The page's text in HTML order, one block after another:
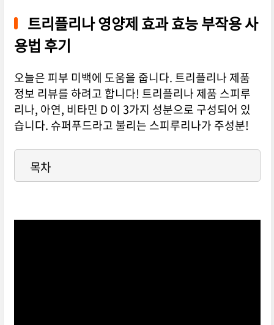
트리플리나 영양제 효과 효능 부작용 사
용법 후기
오늘은 피부 미백에 도움을 줍니다. 트리플리나 제품
정보 리뷰를 하려고 합니다! 트리플리나 제품 스피루
리나, 아연, 비타민 D 이 3가지 성분으로 구성되어 있
습니다. 슈퍼푸드라고 불리는 스피루리나가 주성분!
목차